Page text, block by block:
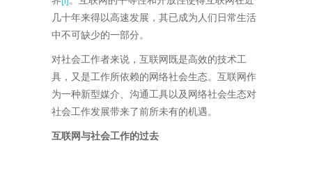
几十年来得以高速发展，其已成为人们日常生活
中不可缺少的一部分。
对社会工作者来说，互联网既是高效的技术工
具，又是工作所依赖的网络社会生态。互联网作
为一种新型媒介、沟通工具以及网络社会生态对
社会工作发展带来了前所未有的机遇。
互联网与社会工作的过去